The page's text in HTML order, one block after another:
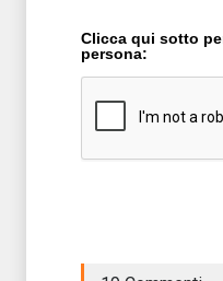
Clicca qui sotto
persona: